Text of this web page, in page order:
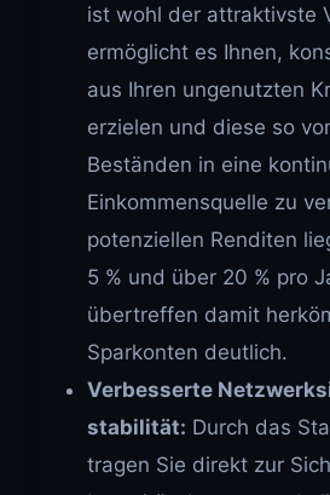
ist wohl der attraktivste
ermöglicht es Ihnen,
aus Ihren ungenutzten
erzielen und diese so
Beständen in eine
Einkommensquelle zu
potenziellen Renditen
5 % und über 20 % pro
übertreffen damit
Sparkonten deutlich.
Verbesserte
stabilität: Durch das
tragen Sie direkt zur